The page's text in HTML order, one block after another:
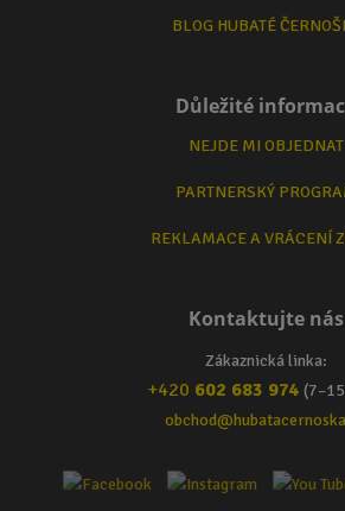
BLOG HUBATÉ
Důležité
NEJDE MI OBJEDNAT
PARTNERSKÝ
REKLAMACE A VRÁCENÍ
Kontaktujte nás
Zákaznická linka:
+420 602 683 974